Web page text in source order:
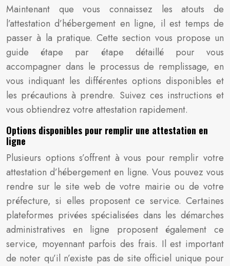
Maintenant que vous connaissez les atouts de
l’attestation d’hébergement en ligne, il est temps de
passer à la pratique. Cette section vous propose un
guide étape par étape détaillé pour vous
accompagner dans le processus de remplissage, en
vous indiquant les différentes options disponibles et
les précautions à prendre. Suivez ces instructions et
vous obtiendrez votre attestation rapidement.
Options disponibles pour remplir une attestation en
ligne
Plusieurs options s’offrent à vous pour remplir votre
attestation d’hébergement en ligne. Vous pouvez vous
rendre sur le site web de votre mairie ou de votre
préfecture, si elles proposent ce service. Certaines
plateformes privées spécialisées dans les démarches
administratives en ligne proposent également ce
service, moyennant parfois des frais. Il est important
de noter qu’il n’existe pas de site officiel unique pour